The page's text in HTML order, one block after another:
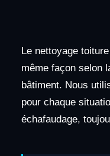
Le nettoyage
même façon selon
bâtiment. Nous
pour chaque
échafaudage,